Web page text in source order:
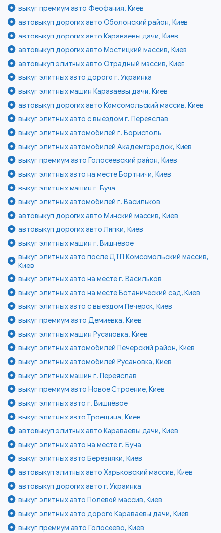
выкуп премиум авто Феофания, Киев
автовыкуп дорогих авто Оболонский район, Киев
автовыкуп дорогих авто Караваевы дачи, Киев
автовыкуп дорогих авто Мостицкий массив, Киев
автовыкуп элитных авто Отрадный массив, Киев
выкуп элитных авто дорого г. Украинка
выкуп элитных машин Караваевы дачи, Киев
автовыкуп дорогих авто Комсомольский массив, Киев
выкуп элитных авто с выездом г. Переяслав
выкуп элитных автомобилей г. Борисполь
выкуп элитных автомобилей Академгородок, Киев
выкуп премиум авто Голосеевский район, Киев
выкуп элитных авто на месте Бортничи, Киев
выкуп элитных машин г. Буча
выкуп элитных автомобилей г. Васильков
автовыкуп дорогих авто Минский массив, Киев
автовыкуп дорогих авто Липки, Киев
выкуп элитных машин г. Вишнёвое
выкуп элитных авто после ДТП Комсомольский массив,
Киев
выкуп элитных авто на месте г. Васильков
выкуп элитных авто на месте Ботанический сад, Киев
выкуп элитных авто с выездом Печерск, Киев
выкуп премиум авто Демиевка, Киев
выкуп элитных машин Русановка, Киев
выкуп элитных автомобилей Печерский район, Киев
выкуп элитных автомобилей Русановка, Киев
выкуп элитных машин г. Переяслав
выкуп премиум авто Новое Строение, Киев
выкуп элитных авто г. Вишнёвое
выкуп элитных авто Троещина, Киев
автовыкуп элитных авто Караваевы дачи, Киев
выкуп элитных авто на месте г. Буча
выкуп элитных авто Березняки, Киев
автовыкуп элитных авто Харьковский массив, Киев
автовыкуп дорогих авто г. Украинка
выкуп элитных авто Полевой массив, Киев
выкуп элитных авто дорого Караваевы дачи, Киев
выкуп премиум авто Голосеево, Киев